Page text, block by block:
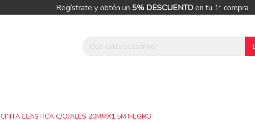
Regístrate y obtén un 5% DESCUENTOen tu 1ª compra
CINTA ELASTICA C/OJALES 20MMX1.5M NEGRO